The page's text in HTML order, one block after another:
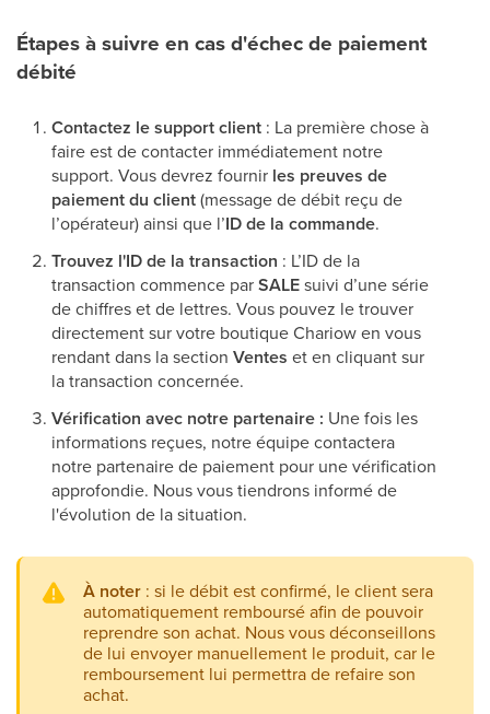
Étapes à suivre en cas d'échec de paiement
débité
Contactez le support client : La première chose à
faire est de contacter immédiatement notre
support. Vous devrez fournir les preuves de
paiement du client(message de débit reçu de
l’opérateur) ainsi que l’ID de la commande.
Trouvez l'ID de la transaction : L’ID de la
transaction commence parSALEsuivi d’une série
de chiffres et de lettres. Vous pouvez le trouver
directement sur votre boutique Chariow en vous
rendant dans la section Ventes et en cliquant sur
la transaction concernée.
Vérification avec notre partenaire : Une fois les
informations reçues, notre équipe contactera
notre partenaire de paiement pour une vérification
approfondie. Nous vous tiendrons informé de
l'évolution de la situation.
À noter : si le débit est confirmé, le client sera
automatiquement remboursé afin de pouvoir
reprendre son achat. Nous vous déconseillons
de lui envoyer manuellement le produit, car le
remboursement lui permettra de refaire son
achat.